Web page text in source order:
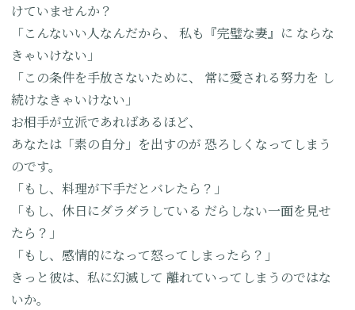
けていませんか？
「こんないい人なんだから、
私も『完璧な妻』に ならな
きゃいけない」
「この条件を手放さないために、
常に愛される努力を し
続けなきゃいけない」
お相手が立派であればあるほど、
あなたは「素の自分」を出すのが 恐ろしくなってしまう
のです。
「もし、料理が下手だとバレたら？」
「もし、休日にダラダラしている だらしない一面を見せ
たら？」
「もし、感情的になって怒ってしまったら？」
きっと彼は、私に幻滅して 離れていってしまうのではな
いか。